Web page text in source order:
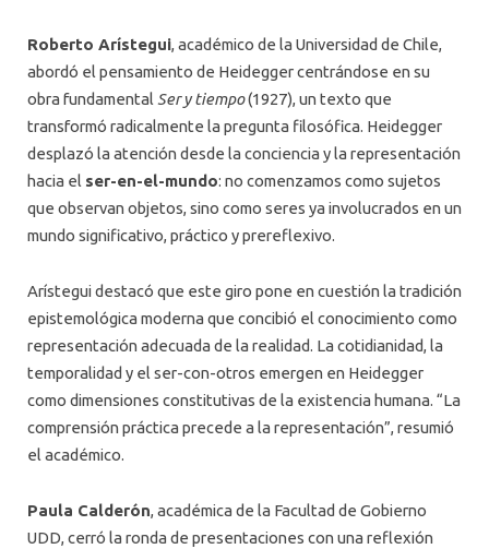
Roberto Arístegui, académico de la Universidad de Chile,
abordó el pensamiento de Heidegger centrándose en su
obra fundamental Ser y tiempo(1927), un texto que
transformó radicalmente la pregunta filosófica. Heidegger
desplazó la atención desde la conciencia y la representación
hacia el ser-en-el-mundo: no comenzamos como sujetos
que observan objetos, sino como seres ya involucrados en un
mundo significativo, práctico y prereflexivo.
Arístegui destacó que este giro pone en cuestión la tradición
epistemológica moderna que concibió el conocimiento como
representación adecuada de la realidad. La cotidianidad, la
temporalidad y el ser-con-otros emergen en Heidegger
como dimensiones constitutivas de la existencia humana. “La
comprensión práctica precede a la representación”, resumió
el académico.
Paula Calderón, académica de la Facultad de Gobierno
UDD, cerró la ronda de presentaciones con una reflexión